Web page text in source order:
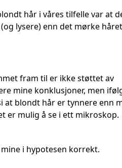
hår i våres tilfelle var at
lysere) enn det mørke
fram til er ikke støttet av
mine konklusjoner, men
at blondt hår er tynnere enn
er mulig å se i ett mikroskop.
i hypotesen korrekt.